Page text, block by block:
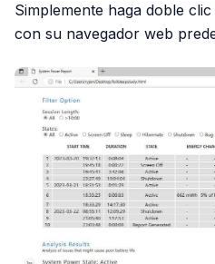
Simplemente haga doble
con su navegador web